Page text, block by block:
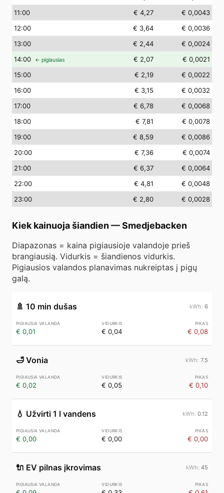
11:00 € 4,27
€ 0,0043
12:00 € 3,64
€ 0,0036
13:00 € 2,44
€ 0,0024
14:00 ← pigiausias € 2,07
€ 0,0021
15:00 € 2,19
€ 0,0022
16:00 € 3,15
€ 0,0032
17:00 € 6,78
€ 0,0068
18:00 € 7,81
€ 0,0078
19:00 € 8,59
€ 0,0086
20:00 € 7,36
€ 0,0074
21:00 € 6,37
€ 0,0064
22:00 € 4,81
€ 0,0048
23:00 € 2,80 € 0,0028
Kiek kainuoja šiandien —Smedjebacken
Diapazonas = kaina pigiausioje valandoje prieš
brangiausią. Vidurkis = šiandienos vidurkis.
Pigiausios valandos planavimas nukreiptas į pigų
galą.
🚿 10 min dušas 6
€ 0,01 € 0,04 € 0,08
🛁 Vonia 7.5
€ 0,02 € 0,05 € 0,10
💧 Užvirti 1 l vandens 0.12
€ 0,00 € 0,00 € 0,00
🔌 EV pilnas įkrovimas 45